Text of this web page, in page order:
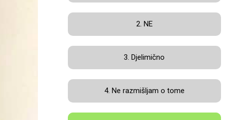
2. NE
3. Djelimično
4. Ne razmišljam o tome